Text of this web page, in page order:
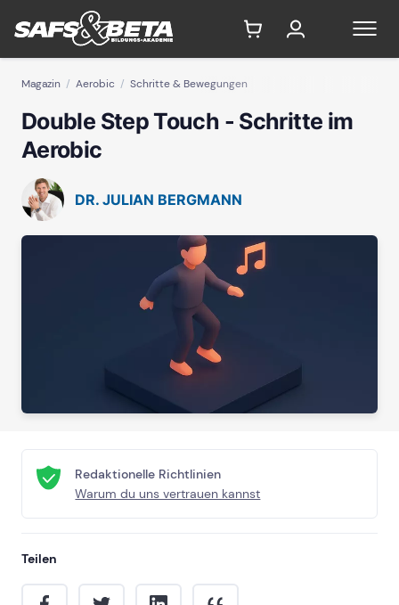
Magazin Aerobic Schritte & Bewegungen
Double Step Touch - Schritte im
Aerobic
DR. JULIAN BERGMANN
Redaktionelle Richtlinien
Warum du uns vertrauen kannst
Teilen